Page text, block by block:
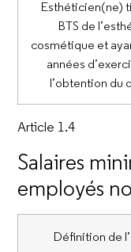
Esthéticien(ne)
BTS de
cosmétique et
années
l’obtention du
Article 1.4
Salaires
employés
Définition de